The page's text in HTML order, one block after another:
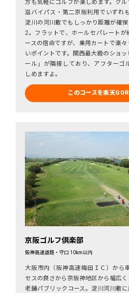
方も気軽にゴルフが楽しめます。ク
滋バイパス・第二京阪利用でいずれ
淀川の河川敷でもしっかり距離が確
2。フラットで、ホールセパレートが
ースの宿命ですが、乗用カートで楽
いポイントです。関西最大級のショ
ール」が隣接しており、アフターゴ
しめますよ。
このコースを楽天
京阪ゴルフ倶楽部
阪神高速道路・守口 10km以内
大阪市内（阪神高速梅田ＩＣ）から
セスの良さから京阪神地区から幅広
老舗パブリックコース。淀川河川敷